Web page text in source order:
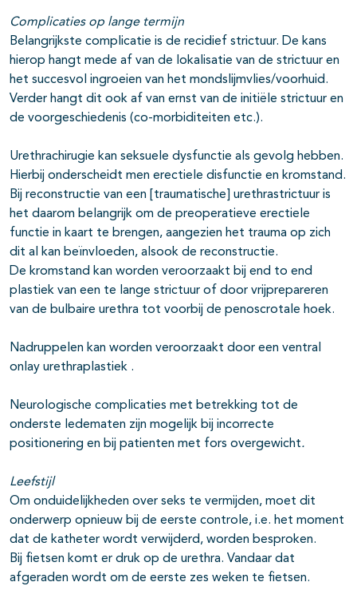
Complicaties op lange termijn
Belangrijkste complicatie is de recidief strictuur. De kans
hierop hangt mede af van de lokalisatie van de strictuur en
het succesvol ingroeien van het mondslijmvlies/voorhuid.
Verder hangt dit ook af van ernst van de initiële strictuur en
de voorgeschiedenis (co-morbiditeiten etc.).
Urethrachirugie kan seksuele dysfunctie als gevolg hebben.
Hierbij onderscheidt men erectiele disfunctie en kromstand.
Bij reconstructie van een [traumatische] urethrastrictuur is
het daarom belangrijk om de preoperatieve erectiele
functie in kaart te brengen, aangezien het trauma op zich
dit al kan beïnvloeden, alsook de reconstructie.
De kromstand kan worden veroorzaakt bij end to end
plastiek van een te lange strictuur of door vrijprepareren
van de bulbaire urethra tot voorbij de penoscrotale hoek.
Nadruppelen kan worden veroorzaakt door een ventral
onlay urethraplastiek .
Neurologische complicaties met betrekking tot de
onderste ledematen zijn mogelijk bij incorrecte
positionering en bij patienten met fors overgewicht.
Leefstijl
Om onduidelijkheden over seks te vermijden, moet dit
onderwerp opnieuw bij de eerste controle, i.e. het moment
dat de katheter wordt verwijderd, worden besproken.
Bij fietsen komt er druk op de urethra. Vandaar dat
afgeraden wordt om de eerste zes weken te fietsen.